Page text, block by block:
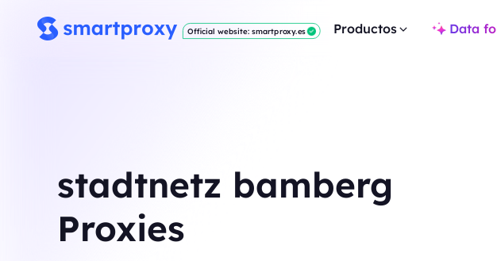
Official website: smartproxy.es Productos Data
stadtnetz bamberg
Proxies